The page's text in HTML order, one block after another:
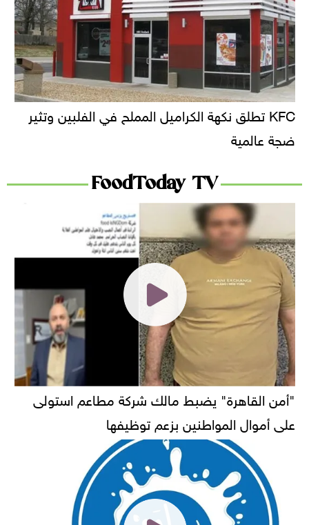
KFC تطلق نكهة الكراميل المملح في الفلبين وتثير
ضجة عالمية
FoodToday TV
"أمن القاهرة" يضبط مالك شركة مطاعم استولى
على أموال المواطنين بزعم توظيفها